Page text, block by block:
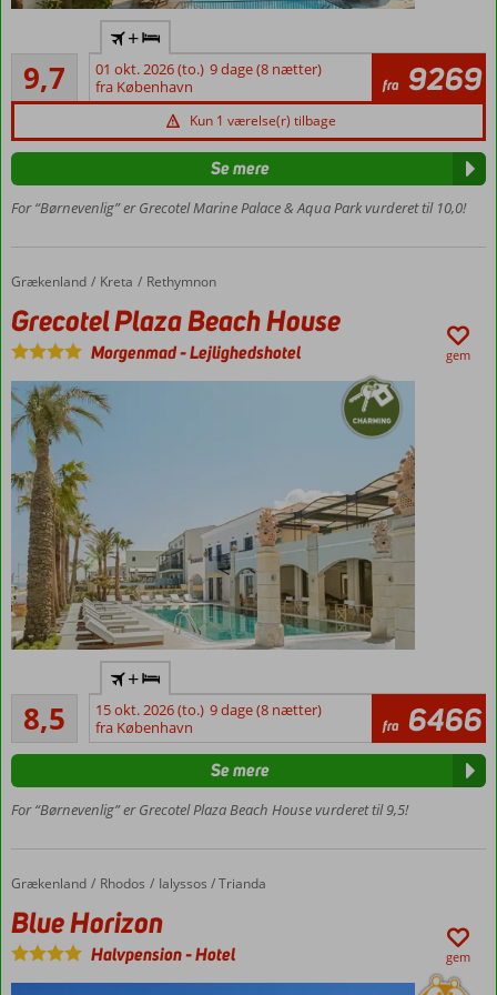
ene
ægtefælle
i
mens
hygger
om
og
serverer
mad
og
Det
græske
køkken
er
baseret
på
friske
råvarer,
som
er
sprængfyldt
og
det
kan
betale
gå
efter
netop
de
6.000 m²
Privat
strand
inclusive
med
plads til
9,7Enestående
3
anmeldelser
+
01 okt. 2026 (to.) 9 dage (8 nætter)
fra København
fra 9269
Kun 1 værelse(r) tilbage
For “Børnevenlig” er Grecotel Marine Palace & Aqua Park vurderet til 10,0!
Se mere
Forside
Grækenland Kreta Rethymnon
Grecotel Plaza Beach House
Grecotel Plaza Beach House
Morgenmad-Lejlighedshotel gem
Centrum af
Rethymnon
– 1.5 km
Ved
stranden
Halvpension
kan tilkøbes
med
plads til
personer
8,5
Alletiders
4
anmeldelser
+
15 okt. 2026 (to.) 9 dage (8 nætter)
fra København
fra 6466
For “Børnevenlig” er Grecotel Plaza Beach House vurderet til 9,5!
Se mere
Forside
Grækenland Rhodos Ialyssos / Trianda
Blue Horizon
Blue Horizon
Halvpension-Hotel gem